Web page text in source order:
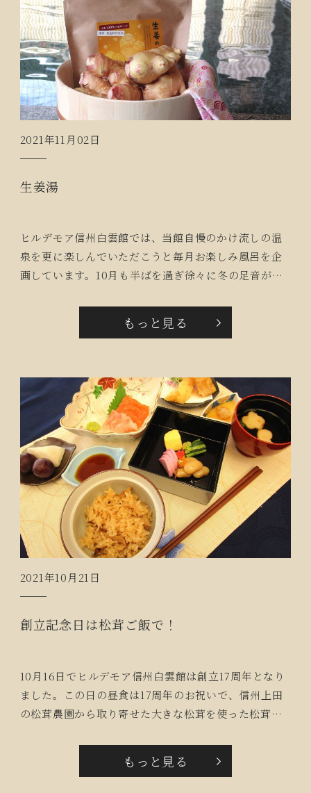
2021年11月02日
生姜湯
ヒルデモア信州白雲館では、当館自慢のかけ流しの温
泉を更に楽しんでいただこうと毎月お楽しみ風呂を企
画しています。10月も半ばを過ぎ徐々に冬の足音が近
まっていただきました。もっと見る
2021年10月21日
創立記念日は松茸ご飯で！
10月16日でヒルデモア信州白雲館は創立17周年となり
ました。この日の昼食は17周年のお祝いで、信州上田
の松茸農園から取り寄せた大きな松茸を使った松茸ご
茸の香りがふんわり漂ってきます。大きな松茸が入っ
もっと見る